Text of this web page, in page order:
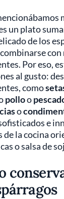
un plato
de los
Por eso,
al gusto:
como
polloo
o
e
de la cocina
o salsa de